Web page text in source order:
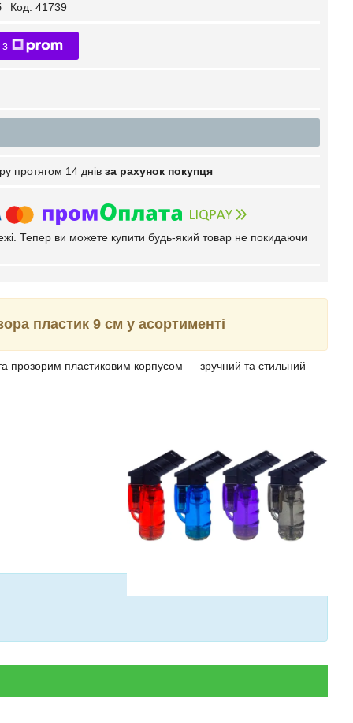
Код: 41739
протягом 14 днів за рахунок покупця
Тепер ви можете купити будь-який товар не покидаючи
пластик 9 см у асортименті
пластиковим корпусом — зручний та стильний